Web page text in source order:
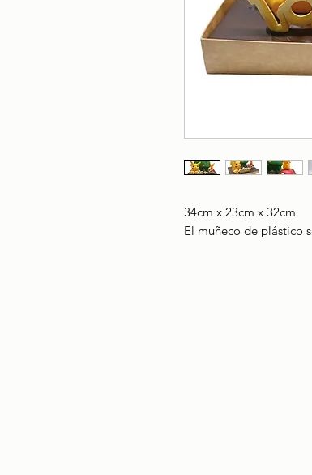
34cm x 23cm x 32cm
El muñeco de plástico